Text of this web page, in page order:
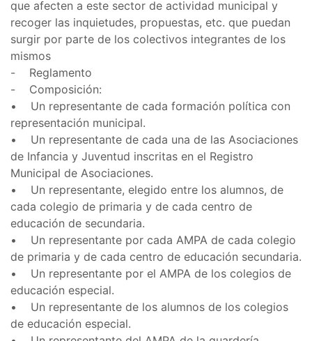
que afecten a este sector de actividad municipal y
recoger las inquietudes, propuestas, etc. que puedan
surgir por parte de los colectivos integrantes de los
mismos
- Reglamento
- Composición:
• Un representante de cada formación política con
representación municipal.
• Un representante de cada una de las Asociaciones
de Infancia y Juventud inscritas en el Registro
Municipal de Asociaciones.
• Un representante, elegido entre los alumnos, de
cada colegio de primaria y de cada centro de
educación de secundaria.
• Un representante por cada AMPA de cada colegio
de primaria y de cada centro de educación secundaria.
• Un representante por el AMPA de los colegios de
educación especial.
• Un representante de los alumnos de los colegios
de educación especial.